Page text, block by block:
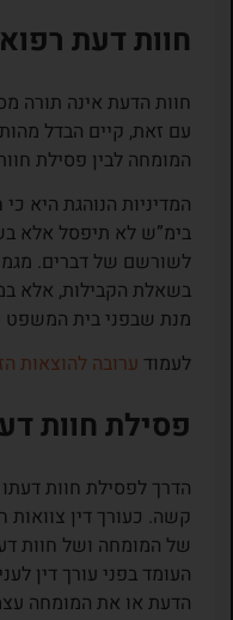
חוות דעת
חוות הדעת אינה תורה
עם זאת, קיים הבדל
המומחה לבין פסילת
המדיניות הנוהגת היא
בימ”ש לא תיפסל אלא
לשורשם של דברים.
בשאלת הקבילות, אלא
מנת שבפני בית המשפט
לעמוד ערובה להוצאות
פסילת חוות
הדרך לפסילת חוות
קשה. כעורך דין
של המומחה ושל חוות
העומד בפני עורך דין
הדעת או את המומחה